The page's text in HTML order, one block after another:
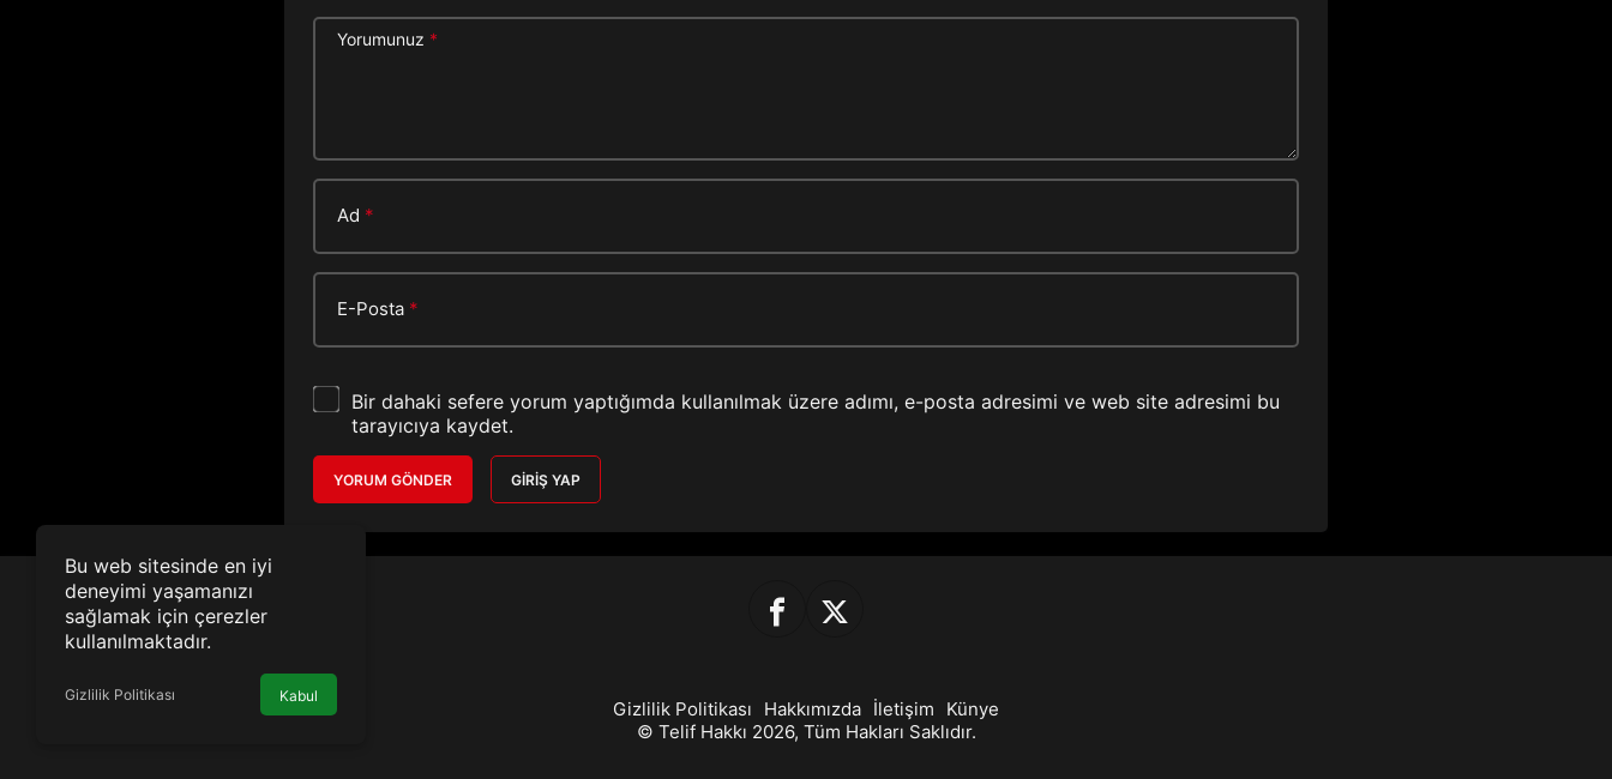
Yorumunuz *
Ad *
E-Posta *
Bir dahaki sefere yorum yaptığımda kullanılmak üzere adımı, e-posta adresimi ve web site adresimi bu
tarayıcıya kaydet.
YORUM GÖNDER GIRIŞ YAP
Bu web sitesinde en iyi
deneyimi yaşamanızı
sağlamak için çerezler
kullanılmaktadır.
Gizlilik Politikası Kabul
Gizlilik Politikası Hakkımızda İletişim
Künye
© Telif Hakkı 2026, Tüm Hakları Saklıdır.